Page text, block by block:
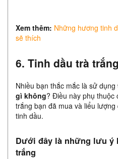
Xem thêm: Những hương tinh
sẽ thích
6. Tinh dầu trà
Nhiều bạn thắc mắc là sử dụng
gì không? Điều này phụ thuộc
trắng bạn đã mua và liểu
tinh dầu.
Dưới đây là những lưu ý
trắng